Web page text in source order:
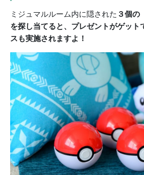
ミジュマルルーム内に隠された ３個の
を探し当てると、プレゼントがゲット
スも実施されますよ！